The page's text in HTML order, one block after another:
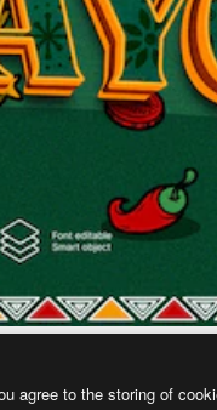
agree to the storing of